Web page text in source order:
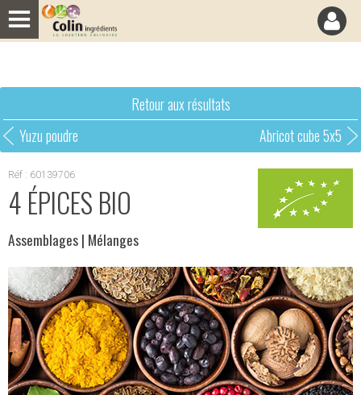
Retour aux résultats
Yuzu poudre
Abricot cube 5x5
Réf : 60139706
4 ÉPICES BIO
Assemblages| Mélanges
Panneau de gestion des cookies